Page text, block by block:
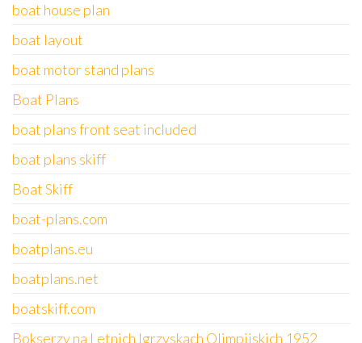
boat house plan
boat layout
boat motor stand plans
Boat Plans
boat plans front seat included
boat plans skiff
Boat Skiff
boat-plans.com
boatplans.eu
boatplans.net
boatskiff.com
Bokserzy na Letnich Igrzyskach Olimpijskich 1952